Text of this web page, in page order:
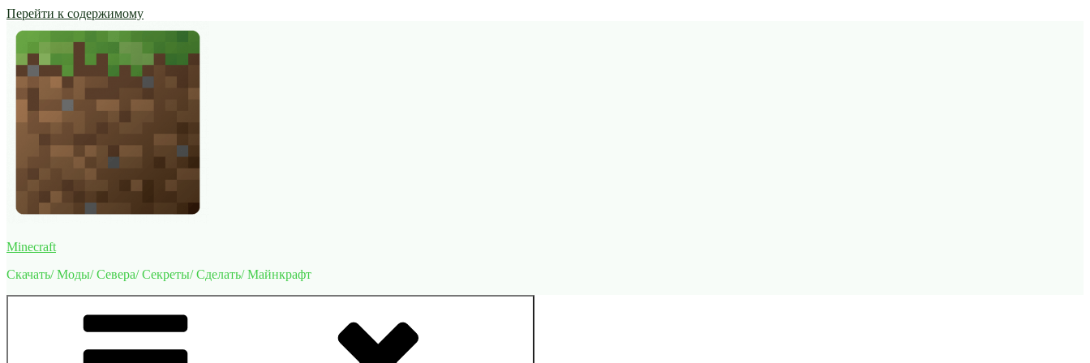
Перейти к содержимому
Minecraft
Скачать/ Моды/ Севера/ Секреты/ Сделать/ Майнкрафт